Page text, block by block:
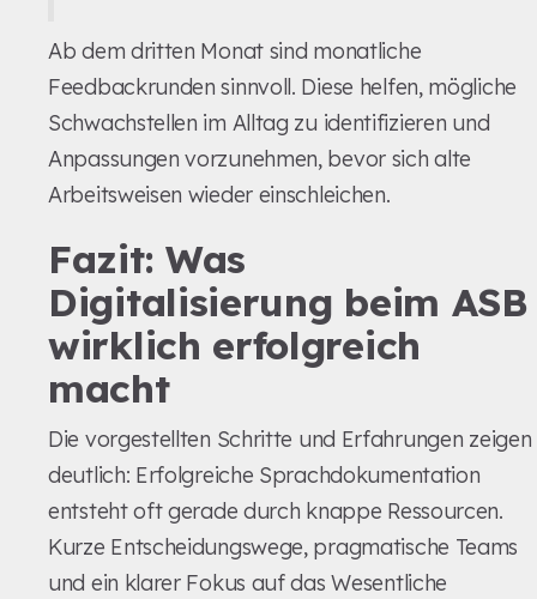
Ab dem dritten Monat sind monatliche
Feedbackrunden sinnvoll. Diese helfen, mögliche
Schwachstellen im Alltag zu identifizieren und
Anpassungen vorzunehmen, bevor sich alte
Arbeitsweisen wieder einschleichen.
Fazit: Was
Digitalisierung beim ASB
wirklich erfolgreich
macht
Die vorgestellten Schritte und Erfahrungen zeigen
deutlich: Erfolgreiche Sprachdokumentation
entsteht oft gerade durch knappe Ressourcen.
Kurze Entscheidungswege, pragmatische Teams
und ein klarer Fokus auf das Wesentliche